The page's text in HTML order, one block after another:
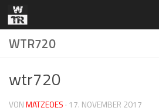
Zum Inhalt springen
WTR720
wtr720
VONMATZEOES · 17. NOVEMBER 2017